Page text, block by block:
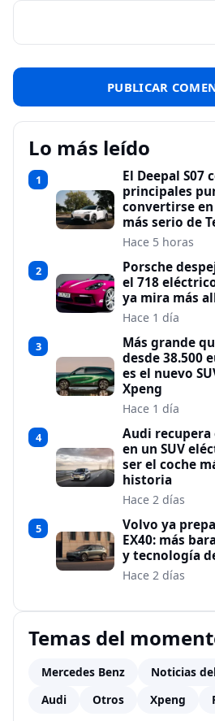
Lo más leído
1
El Deepal S07
principales
convertirse
más serio de
Hace 5 horas
2
Porsche
el 718
ya mira más
Hace 1 día
3
Más grande
desde 38.500
es el nuevo
Xpeng
Hace 1 día
4
Audi
en un SUV
ser el coche
historia
Hace 2 días
5
Volvo ya
EX40: más
y tecnología
Hace 2 días
Temas del
Mercedes Benz Noticias
Audi
Otros Xpeng